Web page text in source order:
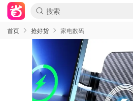
首页 抢好货 家电数码